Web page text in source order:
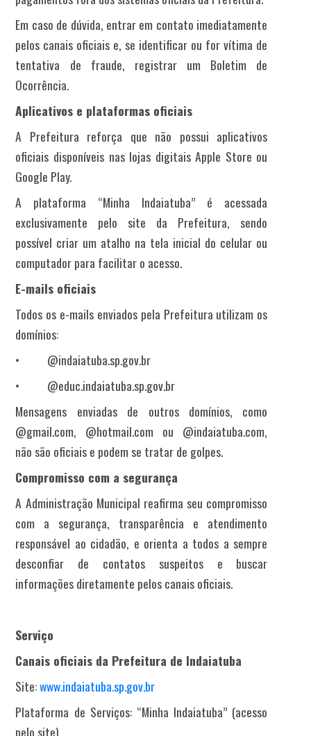
Em caso de dúvida, entrar em contato imediatamente
pelos canais oficiais e, se identificar ou for vítima de
tentativa de fraude, registrar um Boletim de
Ocorrência.
Aplicativos e plataformas oficiais
A Prefeitura reforça que não possui aplicativos
oficiais disponíveis nas lojas digitais Apple Store ou
Google Play.
A plataforma “Minha Indaiatuba” é acessada
exclusivamente pelo site da Prefeitura, sendo
possível criar um atalho na tela inicial do celular ou
computador para facilitar o acesso.
E-mails oficiais
Todos os e-mails enviados pela Prefeitura utilizam os
domínios:
•
@indaiatuba.sp.gov.br
•
@educ.indaiatuba.sp.gov.br
Mensagens enviadas de outros domínios, como
@gmail.com, @hotmail.com ou @indaiatuba.com,
não são oficiais e podem se tratar de golpes.
Compromisso com a segurança
A Administração Municipal reafirma seu compromisso
com a segurança, transparência e atendimento
responsável ao cidadão, e orienta a todos a sempre
desconfiar de contatos suspeitos e buscar
informações diretamente pelos canais oficiais.
Serviço
Canais oficiais da Prefeitura de Indaiatuba
Site:www.indaiatuba.sp.gov.br
Plataforma de Serviços: “Minha Indaiatuba” (acesso
pelo site)